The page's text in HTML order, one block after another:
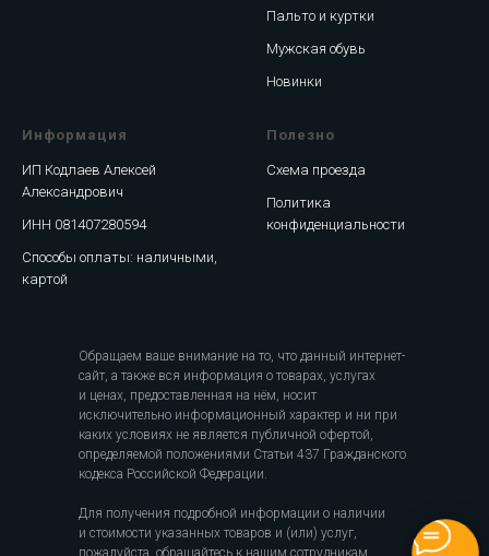
Пальто и куртки
Мужская обувь
Новинки
Информация
ИП Кодлаев Алексей
Александрович
ИНН 081407280594
Способы оплаты: наличными,
картой
Полезно
Схема проезда
Политика
конфиденциальности
Обращаем ваше внимание на то, что данный интернет-
сайт, а также вся информация о товарах, услугах
и ценах, предоставленная на нём, носит
исключительно информационный характер и ни при
каких условиях не является публичной офертой,
определяемой положениями Статьи 437 Гражданского
кодекса Российской Федерации.
Для получения подробной информации о наличии
и стоимости указанных товаров и (или) услуг,
пожалуйста, обращайтесь к нашим сотрудникам